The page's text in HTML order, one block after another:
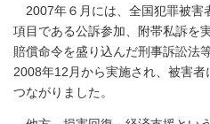
2007年６月には、全国犯罪被害
項目である公訴参加、附帯私訴を
賠償命令を盛り込んだ刑事訴訟法
2008年12月から実施され、被害
つながりました。